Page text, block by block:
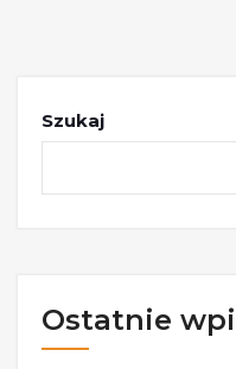
Szukaj
Ostatnie